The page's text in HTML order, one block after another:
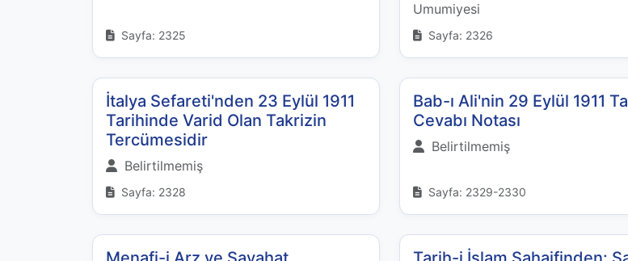
Sayfa: 2325
Umumiyesi
Sayfa: 2326
İtalya Sefareti'nden 23 Eylül 1911
Tarihinde Varid Olan Takrizin
Tercümesidir
Belirtilmemiş
Sayfa: 2328
Bab-ı Ali'nin 29 Eylül 1911
Cevabı Notası
Belirtilmemiş
Sayfa: 2329-2330